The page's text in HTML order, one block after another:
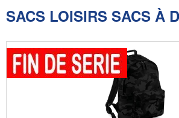
SACS LOISIRS SACS À